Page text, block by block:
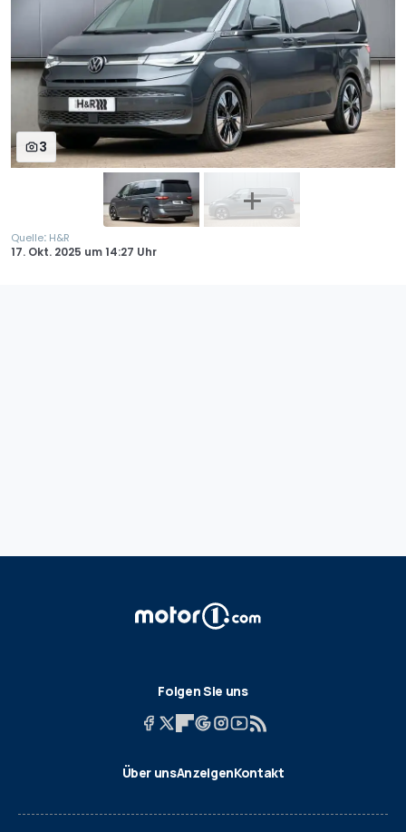
3
Quelle: H&R
17. Okt. 2025 um14:27 Uhr
Folgen Sie uns
Über unsAnzeigenKontakt